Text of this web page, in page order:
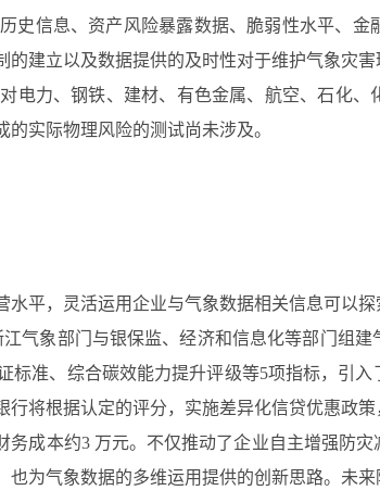
史信息、资产风险暴露数据、脆弱性水平、
建立以及数据提供的及时性对于维护气象灾
电力、钢铁、建材、有色金属、航空、石化
实际物理风险的测试尚未涉及。
平，灵活运用企业与气象数据相关信息可以
气象部门与银保监、经济和信息化等部门组
准、综合碳效能力提升评级等5项指标，引
将根据认定的评分，实施差异化信贷优惠政策
成本约3 万元。不仅推动了企业自主增强防
为气象数据的多维运用提供的创新思路。未